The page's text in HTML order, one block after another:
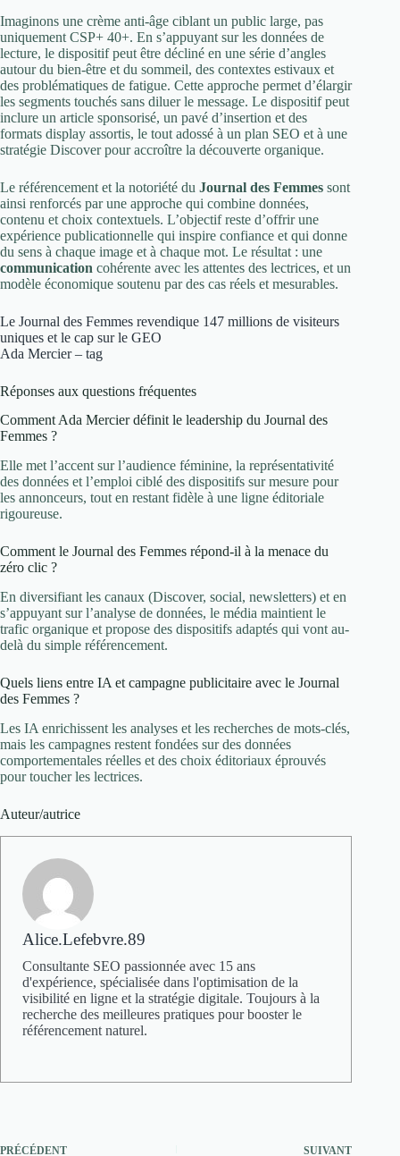
Imaginons une crème anti-âge ciblant un public large, pas
uniquement CSP+ 40+. En s’appuyant sur les données de
lecture, le dispositif peut être décliné en une série d’angles
autour du bien-être et du sommeil, des contextes estivaux et
des problématiques de fatigue. Cette approche permet d’élargir
les segments touchés sans diluer le message. Le dispositif peut
inclure un article sponsorisé, un pavé d’insertion et des
formats display assortis, le tout adossé à un plan SEO et à une
stratégie Discover pour accroître la découverte organique.
Le référencement et la notoriété du Journal des Femmes sont
ainsi renforcés par une approche qui combine données,
contenu et choix contextuels. L’objectif reste d’offrir une
expérience publicationnelle qui inspire confiance et qui donne
du sens à chaque image et à chaque mot. Le résultat : une
communication cohérente avec les attentes des lectrices, et un
modèle économique soutenu par des cas réels et mesurables.
Le Journal des Femmes revendique 147 millions de visiteurs
uniques et le cap sur le GEO
Ada Mercier – tag
Réponses aux questions fréquentes
Comment Ada Mercier définit le leadership du Journal des
Femmes ?
Elle met l’accent sur l’audience féminine, la représentativité
des données et l’emploi ciblé des dispositifs sur mesure pour
les annonceurs, tout en restant fidèle à une ligne éditoriale
rigoureuse.
Comment le Journal des Femmes répond-il à la menace du
zéro clic ?
En diversifiant les canaux (Discover, social, newsletters) et en
s’appuyant sur l’analyse de données, le média maintient le
trafic organique et propose des dispositifs adaptés qui vont au-
delà du simple référencement.
Quels liens entre IA et campagne publicitaire avec le Journal
des Femmes ?
Les IA enrichissent les analyses et les recherches de mots-clés,
mais les campagnes restent fondées sur des données
comportementales réelles et des choix éditoriaux éprouvés
pour toucher les lectrices.
Auteur/autrice
Alice.Lefebvre.89
Consultante SEO passionnée avec 15 ans
d'expérience, spécialisée dans l'optimisation de la
visibilité en ligne et la stratégie digitale. Toujours à la
recherche des meilleures pratiques pour booster le
référencement naturel.
PRÉCÉDENT SUIVANT